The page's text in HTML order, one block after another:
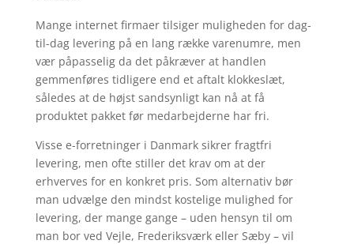
Mange internet firmaer tilsiger muligheden for dag-
til-dag levering på en lang række varenumre, men
vær påpasselig da det påkræver at handlen
gemmenføres tidligere end et aftalt klokkeslæt,
således at de højst sandsynligt kan nå at få
produktet pakket før medarbejderne har fri.
Visse e-forretninger i Danmark sikrer fragtfri
levering, men ofte stiller det krav om at der
erhverves for en konkret pris. Som alternativ bør
man udvælge den mindst kostelige mulighed for
levering, der mange gange – uden hensyn til om
man bor ved Vejle, Frederiksværk eller Sæby – vil